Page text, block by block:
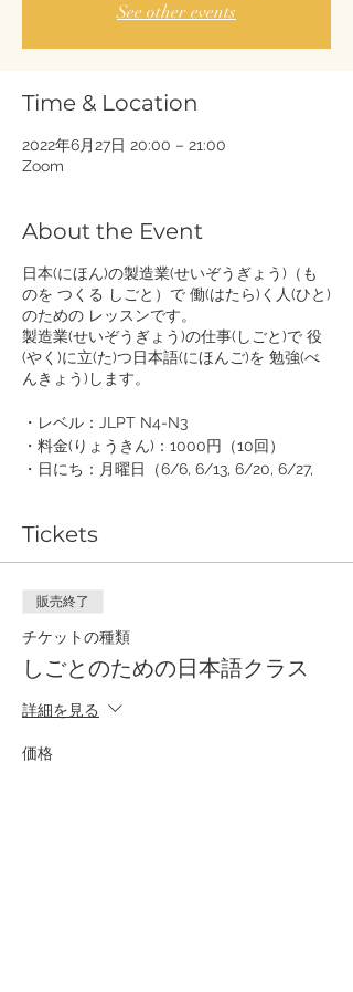
See other events
Time & Location
2022年6月27日 20:00 – 21:00
Zoom
About the Event
日本(にほん)の製造業(せいぞうぎょう)（も
のを つくる しごと）で 働(はたら)く人(ひと)
のための レッスンです。
製造業(せいぞうぎょう)の仕事(しごと)で 役
(やく)に立(た)つ日本語(にほんご)を 勉強(べ
んきょう)します。
・レベル：JLPT N4-N3
・料金(りょうきん)：1000円（10回）
・日にち：月曜日（6/6, 6/13, 6/20, 6/27,
(にほんじかん)（UTC＋9）
Tickets
販売終了
チケットの種類
しごとのための日本語クラス
詳細を見る
価格